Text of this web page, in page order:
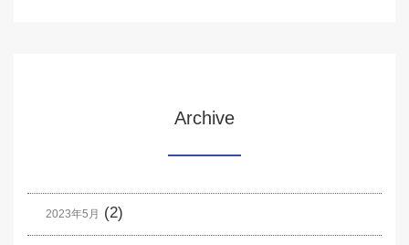
Archive
2023年5月 (2)